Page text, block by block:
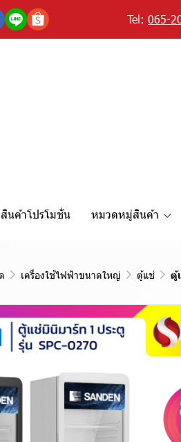
Tel: 065-
สินค้าโปรโมชั่น หมวดหมู่สินค้า
เครื่องใช้ไฟฟ้าขนาดใหญ่ ตู้แช่ ตู้